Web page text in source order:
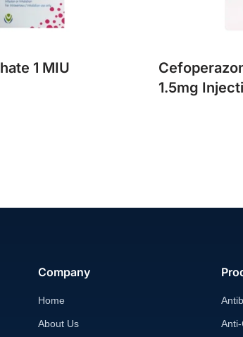
1 MIU
1.5mg
Company
Home
About Us